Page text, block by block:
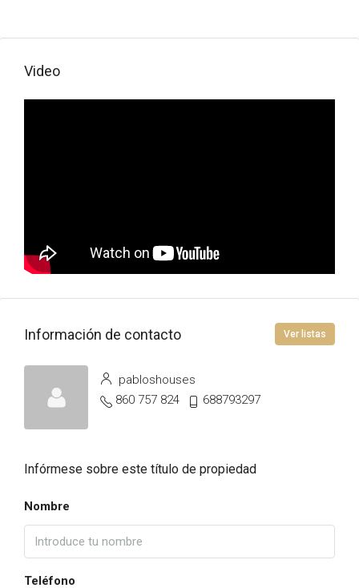
Video
Información de contacto Ver listas
pabloshouses
860 757 824
688793297
Infórmese sobre este título de propiedad
Nombre
Teléfono